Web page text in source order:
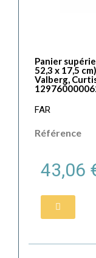
Panier
52,3 x 17,5
Valberg,
FAR
Référence
43,06